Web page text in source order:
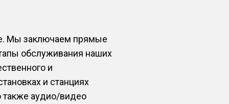
Мы заключаем прямые
обслуживания наших
и
и станциях
также аудио/видео